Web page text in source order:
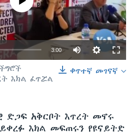
3:00
ቀጥተኛ መገናኛ
እክል ፈጥሯል
ድጋፍ አቅርቦት እጥረት መኖሩ
እክል መፍጠሩን የዩናይትድ